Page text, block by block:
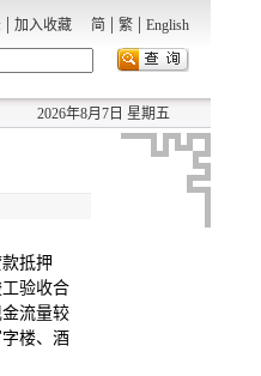
| 加入收藏 简 | 繁 | English
2026年8月7日 星期五